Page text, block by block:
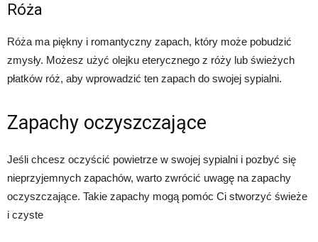
Róża
Róża ma piękny i romantyczny zapach, który może pobudzić
zmysły. Możesz użyć olejku eterycznego z róży lub świeżych
płatków róż, aby wprowadzić ten zapach do swojej sypialni.
Zapachy oczyszczające
Jeśli chcesz oczyścić powietrze w swojej sypialni i pozbyć się
nieprzyjemnych zapachów, warto zwrócić uwagę na zapachy
oczyszczające. Takie zapachy mogą pomóc Ci stworzyć świeże
i czyste